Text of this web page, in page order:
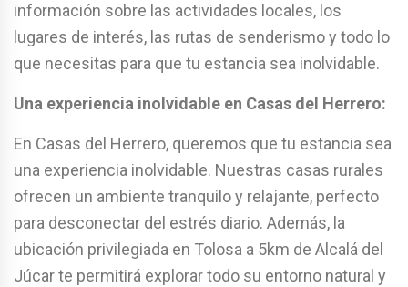
información sobre las actividades locales, los
lugares de interés, las rutas de senderismo y todo lo
que necesitas para que tu estancia sea inolvidable.
Una experiencia inolvidable en Casas del Herrero:
En Casas del Herrero, queremos que tu estancia sea
una experiencia inolvidable. Nuestras casas rurales
ofrecen un ambiente tranquilo y relajante, perfecto
para desconectar del estrés diario. Además, la
ubicación privilegiada en Tolosa a 5km de Alcalá del
Júcar te permitirá explorar todo su entorno natural y